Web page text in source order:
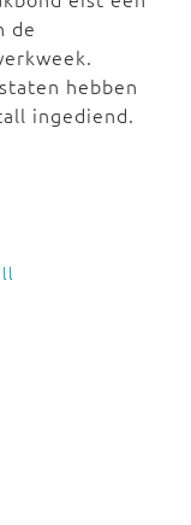
de
hebben
ingediend.